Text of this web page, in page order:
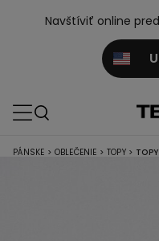
Navštíviť online
PÁNSKE > OBLEČENIE > TOPY >